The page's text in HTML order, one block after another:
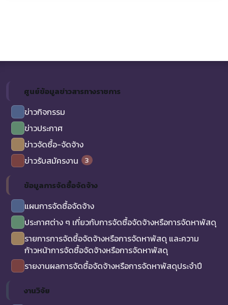
ศูนย์ข้อมูลข่าวสารทางราชการ
ข่าวกิจกรรม
ข่าวประกาศ
ข่าวจัดซื้อ-จัดจ้าง
ข่าวรับสมัครงาน
3
ข้อมูลการจัดซื้อจัดจ้าง
แผนการจัดซื้อจัดจ้าง
ประกาศต่าง ๆ เกี่ยวกับการจัดซื้อจัดจ้างหรือการจัดหาพัสดุ
รายการการจัดซื้อจัดจ้างหรือการจัดหาพัสดุ และความ
ก้าวหน้าการจัดซื้อจัดจ้างหรือการจัดหาพัสดุ
รายงานผลการจัดซื้อจัดจ้างหรือการจัดหาพัสดุประจำปี
งานวิจัย